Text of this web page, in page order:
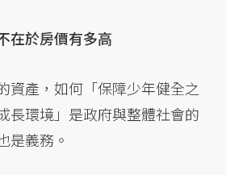
在於房價有多高
資產，如何「保障少年健全之
長環境」是政府與整體社會的
是義務。